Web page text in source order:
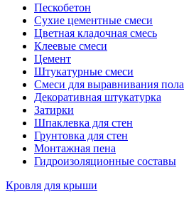
Пескобетон
Сухие цементные смеси
Цветная кладочная смесь
Клеевые смеси
Цемент
Штукатурные смеси
Смеси для выравнивания пола
Декоративная штукатурка
Затирки
Шпаклевка для стен
Грунтовка для стен
Монтажная пена
Гидроизоляционные составы
Кровля для крыши